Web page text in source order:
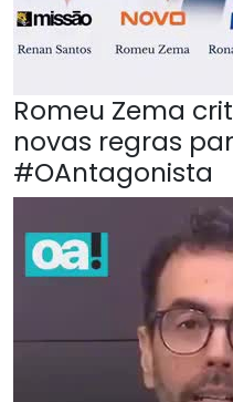
Romeu Zema
novas regras
#OAntagonista